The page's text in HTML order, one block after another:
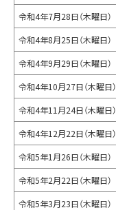
令和4年7月28日（木曜日）
令和4年8月25日（木曜日）
令和4年9月29日（木曜日）
令和4年10月27日（木曜日）
令和4年11月24日（木曜日）
令和4年12月22日（木曜日）
令和5年1月26日（木曜日）
令和5年2月22日（木曜日）
令和5年3月23日（木曜日）